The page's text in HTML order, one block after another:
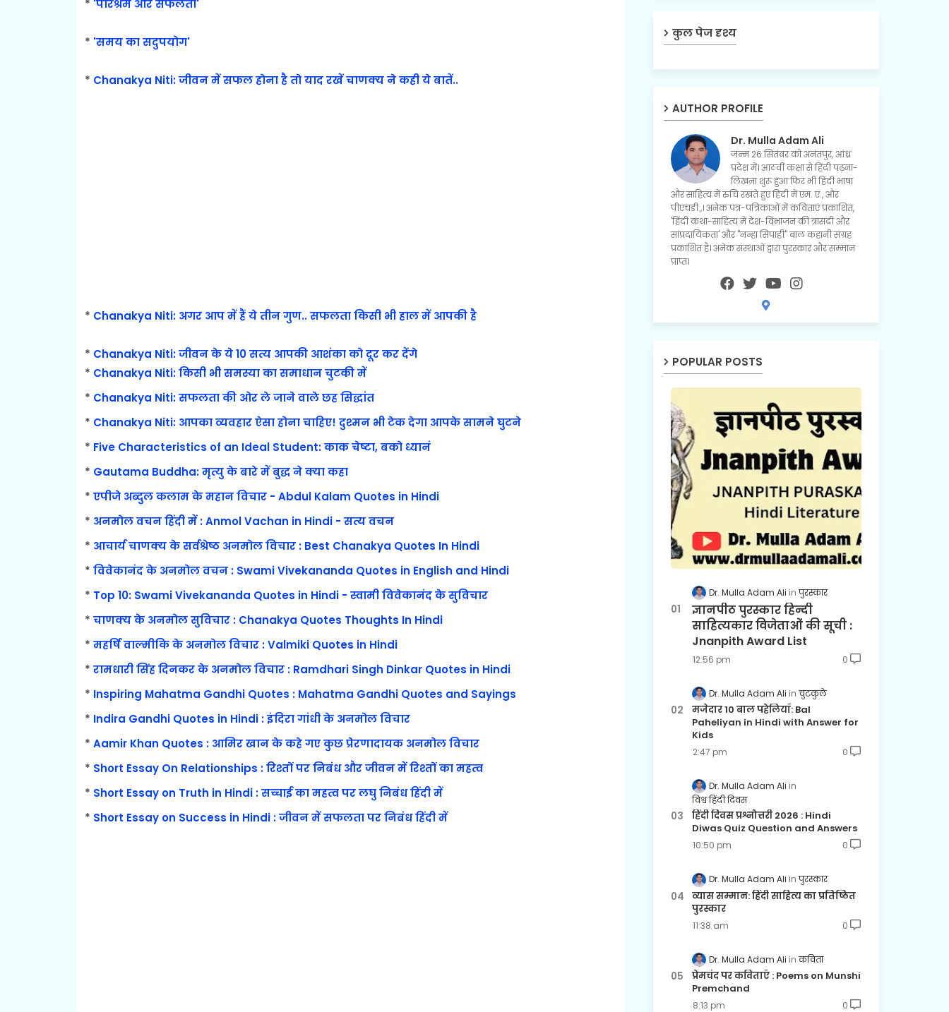
* 'परिश्रम और सफलता'
* 'समय का सदुपयोग'
* Chanakya Niti: जीवन में सफल होना है तो याद रखें चाणक्य ने कही ये बातें..
* Chanakya Niti: अगर आप में हैं ये तीन गुण.. सफलता किसी भी हाल में आपकी है
* Chanakya Niti: जीवन के ये 10 सत्य आपकी आशंका को दूर कर देंगे
* Chanakya Niti: किसी भी समस्या का समाधान चुटकी में
* Chanakya Niti: सफलता की ओर ले जाने वाले छह सिद्धांत
* Chanakya Niti: आपका व्यवहार ऐसा होना चाहिए! दुश्मन भी टेक देगा आपके सामने घुटने
* Five Characteristics of an Ideal Student: काक चेष्टा, बको ध्यानं
* Gautama Buddha: मृत्यु के बारे में बुद्ध ने क्या कहा
* एपीजे अब्दुल कलाम के महान विचार - Abdul Kalam Quotes in Hindi
* अनमोल वचन हिंदी में : Anmol Vachan in Hindi - सत्य वचन
* आचार्य चाणक्य के सर्वश्रेष्ठ अनमोल विचार : Best Chanakya Quotes In Hindi
* विवेकानंद के अनमोल वचन : Swami Vivekananda Quotes in English and Hindi
* Top 10: Swami Vivekananda Quotes in Hindi - स्वामी विवेकानंद के सुविचार
* चाणक्य के अनमोल सुविचार : Chanakya Quotes Thoughts In Hindi
* महर्षि वाल्मीकि के अनमोल विचार : Valmiki Quotes in Hindi
* रामधारी सिंह दिनकर के अनमोल विचार : Ramdhari Singh Dinkar Quotes in Hindi
* Inspiring Mahatma Gandhi Quotes : Mahatma Gandhi Quotes and Sayings
* Indira Gandhi Quotes in Hindi : इंदिरा गांधी के अनमोल विचार
* Aamir Khan Quotes : आमिर खान के कहे गए कुछ प्रेरणादायक अनमोल विचार
* Short Essay On Relationships : रिश्तों पर निबंध और जीवन में रिश्तों का महत्व
* Short Essay on Truth in Hindi : सच्चाई का महत्व पर लघु निबंध हिंदी में
* Short Essay on Success in Hindi : जीवन में सफलता पर निबंध हिंदी में
कुल पेज दृश्य
AUTHOR PROFILE
Dr. Mulla Adam Ali
जन्म 26 सितंबर को अनंतपुर, आंध्र
प्रदेश में। आठवीं कक्षा से हिंदी पढ़ना-
लिखना शुरू हुआ फिर भी हिंदी भाषा
और साहित्य में रुचि रखते हुए हिंदी में एम. ए., और
पीएचडी.,। अनेक पत्र-पत्रिकाओं में कविताएं प्रकाशित,
'हिंदी कथा-साहित्य में देश-विभाजन की त्रासदी और
सांप्रदायिकता' और "नन्हा सिपाही" बाल कहानी संग्रह
प्रकाशित है। अनेक संस्थाओं द्वारा पुरस्कार और सम्मान
प्राप्त।
POPULAR POSTS
Dr. Mulla Adam Ali पुरस्कार
ज्ञानपीठ पुरस्कार हिन्दी
साहित्यकार विजेताओं की सूची :
Jnanpith Award List
12:56 pm 0
Dr. Mulla Adam Ali चुटकुले
मजेदार 10 बाल पहेलियाँ: Bal
Paheliyan in Hindi with Answer for
Kids
2:47 pm 0
Dr. Mulla Adam Ali
विश्व हिंदी दिवस
हिंदी दिवस प्रश्नोत्तरी 2026 : Hindi
Diwas Quiz Question and Answers
10:50 pm 0
Dr. Mulla Adam Ali पुरस्कार
व्यास सम्मान: हिंदी साहित्य का प्रतिष्ठित
पुरस्कार
11:38 am 0
Dr. Mulla Adam Ali कविता
प्रेमचंद पर कविताएँ : Poems on Munshi
Premchand
8:13 pm 0